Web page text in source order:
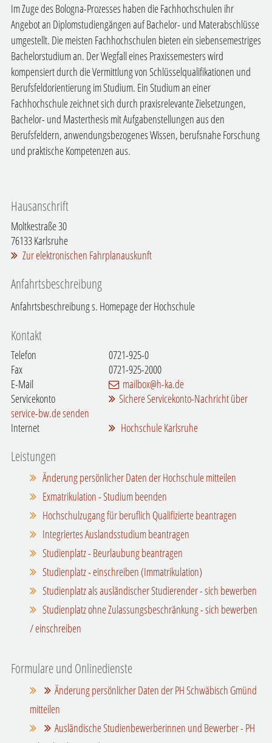
Im Zuge des Bologna-Prozesses haben die Fachhochschulen ihr
Angebot an Diplomstudiengängen auf Bachelor- und Materabschlüsse
umgestellt. Die meisten Fachhochschulen bieten ein siebensemestriges
Bachelorstudium an. Der Wegfall eines Praxissemesters wird
kompensiert durch die Vermittlung von Schlüsselqualifikationen und
Berufsfeldorientierung im Studium. Ein Studium an einer
Fachhochschule zeichnet sich durch praxisrelevante Zielsetzungen,
Bachelor- und Masterthesis mit Aufgabenstellungen aus den
Berufsfeldern, anwendungsbezogenes Wissen, berufsnahe Forschung
und praktische Kompetenzen aus.
Hausanschrift
Moltkestraße 30
76133Karlsruhe
Zur elektronischen Fahrplanauskunft
Anfahrtsbeschreibung
Anfahrtsbeschreibung s. Homepage der Hochschule
Kontakt
Telefon
0721-925-0
Fax
0721-925-2000
E-Mail
mailbox@h-ka.de
Servicekonto
Sichere Servicekonto-Nachricht über
service-bw.de senden
Internet
Hochschule Karlsruhe
Leistungen
Änderung persönlicher Daten der Hochschule mitteilen
Exmatrikulation - Studium beenden
Hochschulzugang für beruflich Qualifizierte beantragen
Integriertes Auslandsstudium beantragen
Studienplatz - Beurlaubung beantragen
Studienplatz - einschreiben (Immatrikulation)
Studienplatz als ausländischer Studierender - sich bewerben
Studienplatz ohne Zulassungsbeschränkung - sich bewerben
/ einschreiben
Formulare und Onlinedienste
Änderung persönlicher Daten der PH Schwäbisch Gmünd
mitteilen
Ausländische Studienbewerberinnen und Bewerber - PH